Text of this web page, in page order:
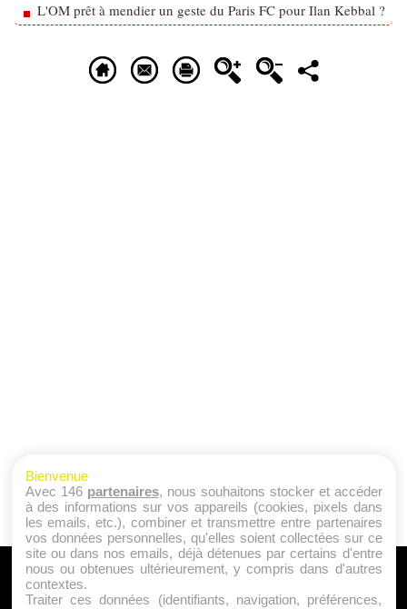
L'OM prêt à mendier un geste du Paris FC pour Ilan Kebbal ?
A PROPOS
Qui sommes nous ?
Bienvenue
Avec 146 partenaires, nous souhaitons stocker et accéder
à des informations sur vos appareils (cookies, pixels dans
les emails, etc.), combiner et transmettre entre partenaires
vos données personnelles, qu'elles soient collectées sur ce
site ou dans nos emails, déjà détenues par certains d'entre
nous ou obtenues ultérieurement, y compris dans d'autres
contextes.
Traiter ces données (identifiants, navigation, préférences,